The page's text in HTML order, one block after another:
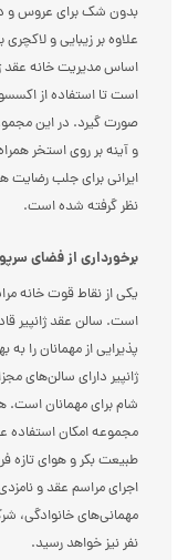
بدون شک برای عروس و
علاوه بر زیبایی و
اساس مدیریت خانه عقد
است تا استفاده از
صورت گیرد. در این
و آینه بر روی استخر
ایرانی برای جلب
نظر گرفته شده است.
برخورداری از فضای
یکی از نقاط قوت خانه
است. سالن عقد ژانپیر
پذیرایی از مهمانان را
ژانپیر دارای سالن‌های
شام برای مهمانان
مجموعه امکان استفاده
طبیعت بکر و هوای تازه
نفر نیز خواهد رسید.